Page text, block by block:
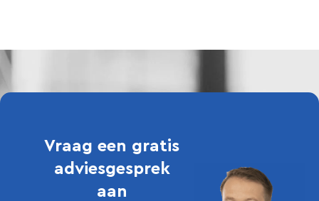
Vraag een gratis
adviesgesprek
aan